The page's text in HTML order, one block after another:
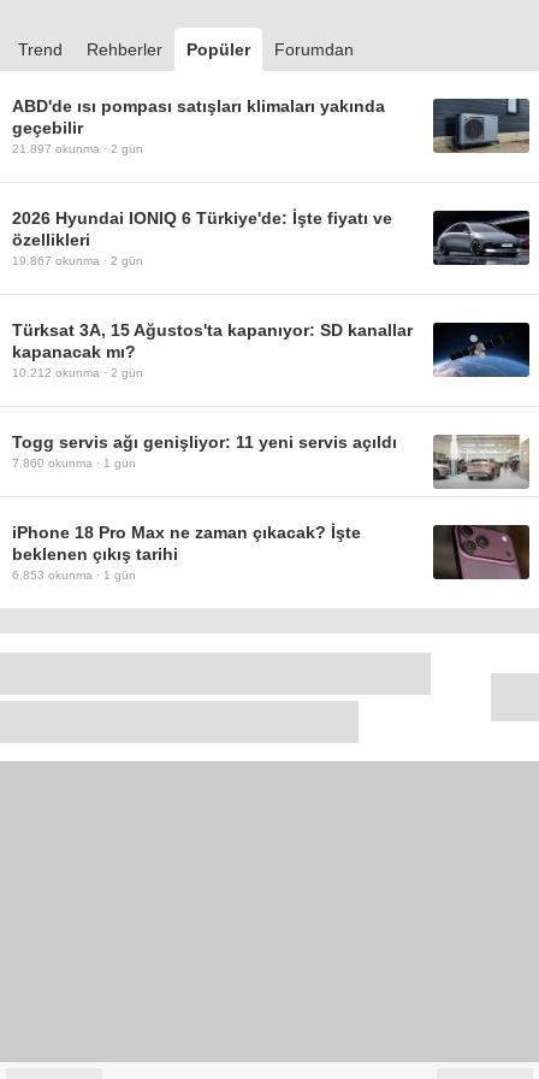
Trend Rehberler Popüler Forumdan
ABD'de ısı pompası satışları klimaları yakında
geçebilir
21.897 okunma · 2 gün
2026 Hyundai IONIQ 6 Türkiye'de: İşte fiyatı ve
özellikleri
19.867 okunma · 2 gün
Türksat 3A, 15 Ağustos'ta kapanıyor: SD kanallar
kapanacak mı?
10.212 okunma · 2 gün
Togg servis ağı genişliyor: 11 yeni servis açıldı
7.860 okunma · 1 gün
iPhone 18 Pro Max ne zaman çıkacak? İşte
beklenen çıkış tarihi
6.853 okunma · 1 gün